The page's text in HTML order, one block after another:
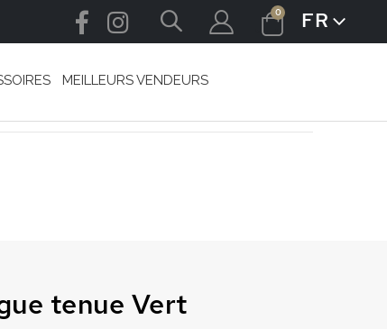
Cart
0articlesLANGUE
FR
MEILLEURS VENDEURS
tenue Vert